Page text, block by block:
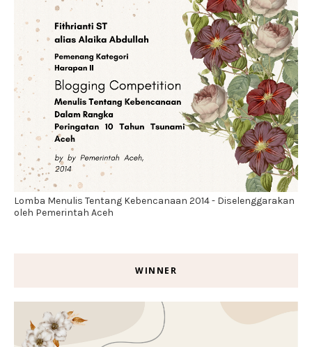
Lomba Menulis Tentang Kebencanaan 2014 - Diselenggarakan
oleh Pemerintah Aceh
WINNER